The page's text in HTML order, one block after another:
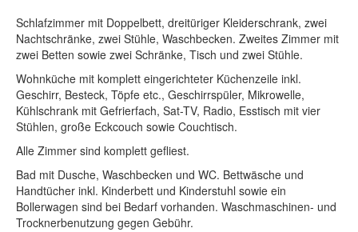
Schlafzimmer mit Doppelbett, dreitüriger Kleiderschrank, zwei
Nachtschränke, zwei Stühle, Waschbecken. Zweites Zimmer mit
zwei Betten sowie zwei Schränke, Tisch und zwei Stühle.
Wohnküche mit komplett eingerichteter Küchenzeile inkl.
Geschirr, Besteck, Töpfe etc., Geschirrspüler, Mikrowelle,
Kühlschrank mit Gefrierfach, Sat-TV, Radio, Esstisch mit vier
Stühlen, große Eckcouch sowie Couchtisch.
Alle Zimmer sind komplett gefliest.
Bad mit Dusche, Waschbecken und WC. Bettwäsche und
Handtücher inkl. Kinderbett und Kinderstuhl sowie ein
Bollerwagen sind bei Bedarf vorhanden. Waschmaschinen- und
Trocknerbenutzung gegen Gebühr.